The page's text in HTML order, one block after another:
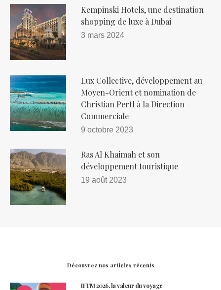
Kempinski Hotels, une destination
shopping de luxe à Dubai
3 mars 2024
Lux Collective, développement au
Moyen-Orient et nomination de
Christian Pertl à la Direction
Commerciale
9 octobre 2023
Ras Al Khaimah et son
développement touristique
19 août 2023
Découvrez nos articles récents
IFTM 2026, la valeur du voyage